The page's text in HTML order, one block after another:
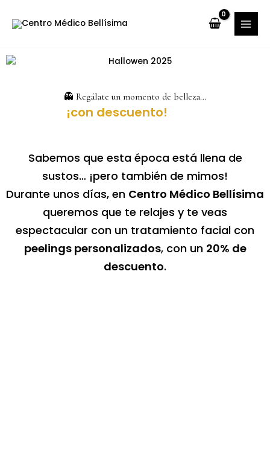
contenido
👻 Regálate un momento de belleza…
Sabemos que esta época está llena de
sustos… ¡pero también de mimos!
Durante unos días, en Centro Médico Bellísima
queremos que te relajes y te veas
espectacular con un tratamiento facial con
peelings personalizados, con un 20% de
descuento.